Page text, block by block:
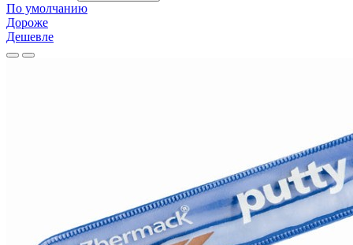
По умолчанию
Дороже
Дешевле